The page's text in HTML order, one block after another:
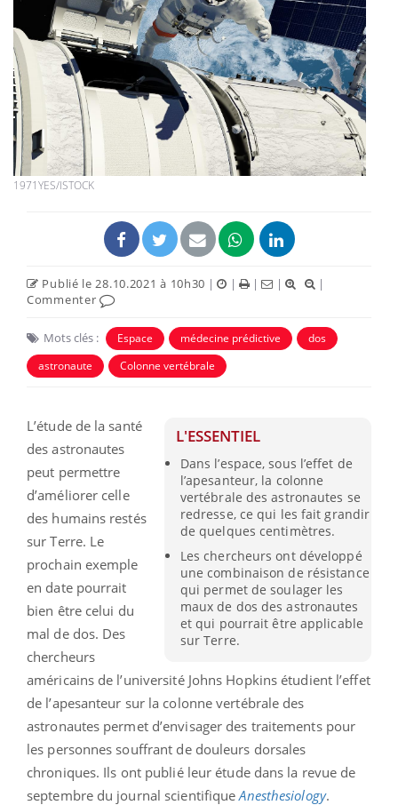
1971YES/ISTOCK
Publié le 28.10.2021 à 10h30 | | | |
|
Commenter
Mots clés : Espace médecine prédictive
dos
astronaute
Colonne vertébrale
L'ESSENTIEL
Dans l’espace, sous l’effet de
l’apesanteur, la colonne
vertébrale des astronautes se
redresse, ce qui les fait grandir
de quelques centimètres.
Les chercheurs ont développé
une combinaison de résistance
qui permet de soulager les
maux de dos des astronautes
et qui pourrait être applicable
sur Terre.
L’étude de la santé
des astronautes
peut permettre
d’améliorer celle
des humains restés
sur Terre. Le
prochain exemple
en date pourrait
bien être celui du
mal de dos. Des
chercheurs
américains de l’université Johns Hopkins étudient l’effet
de l’apesanteur sur la colonne vertébrale des
astronautes permet d’envisager des traitements pour
les personnes souffrant de douleurs dorsales
chroniques. Ils ont publié leur étude dans la revue de
septembre du journal scientifiqueAnesthesiology.